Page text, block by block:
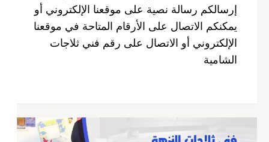
إرسالكم رسالة نصية على موقعنا الإلكتروني أو
يمكنكم الاتصال على الأرقام المتاحة في موقعنا
الإلكتروني أو الاتصال على رقم فني ثلاجات
الشامية